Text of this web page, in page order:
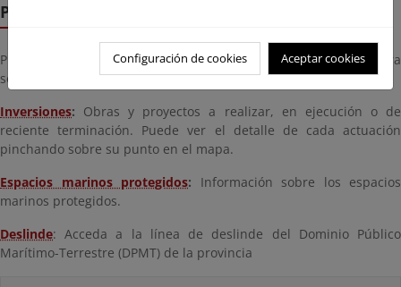
Pestañas temáticas interactivas
Pinche en las pestañas de la zona superior de la imagen para
seleccionar una temática
Inversiones: Obras y proyectos a realizar, en ejecución o de
reciente terminación. Puede ver el detalle de cada actuación
pinchando sobre su punto en el mapa.
Espacios marinos protegidos:
Información sobre los espacios
marinos protegidos.
Deslinde: Acceda a la línea de deslinde del Dominio Público
Marítimo-Terrestre (DPMT) de la provincia
Configuración de cookies Aceptar cookies